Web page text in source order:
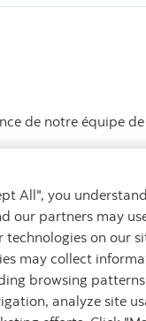
de notre équipe
All", you
our partners may
on our
may collect
browsing
analyze site